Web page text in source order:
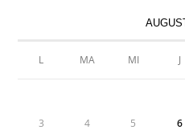
L MA MI J
3 4 5 6